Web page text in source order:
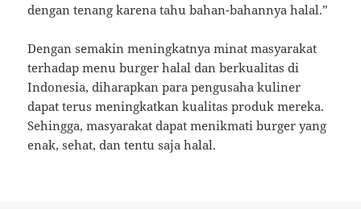
dengan tenang karena tahu bahan-bahannya halal.”
Dengan semakin meningkatnya minat masyarakat
terhadap menu burger halal dan berkualitas di
Indonesia, diharapkan para pengusaha kuliner
dapat terus meningkatkan kualitas produk mereka.
Sehingga, masyarakat dapat menikmati burger yang
enak, sehat, dan tentu saja halal.